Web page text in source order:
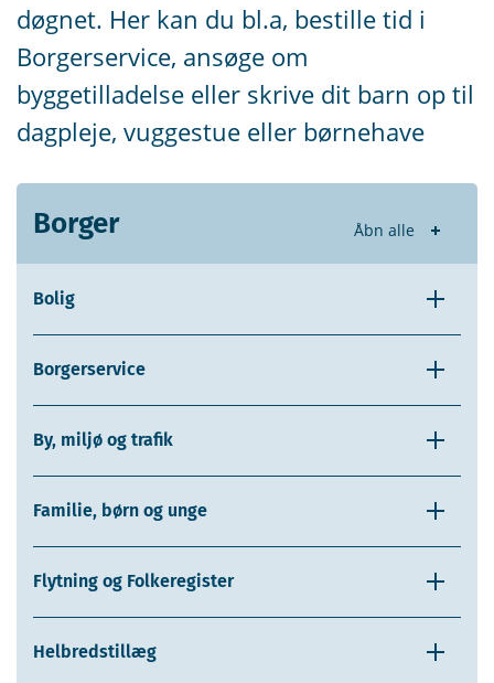
døgnet. Her kan du bl.a, bestille tid i
Borgerservice, ansøge om
byggetilladelse eller skrive dit barn op til
dagpleje, vuggestue eller børnehave
Borger Åbn alle
Bolig
Borgerservice
By, miljø og trafik
Familie, børn og unge
Flytning og Folkeregister
Helbredstillæg